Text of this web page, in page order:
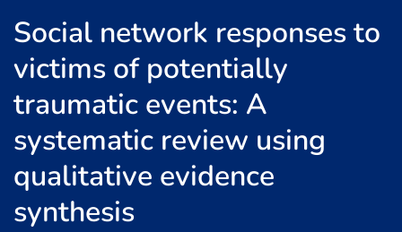
Social network responses to
victims of potentially
traumatic events: A
systematic review using
qualitative evidence
synthesis